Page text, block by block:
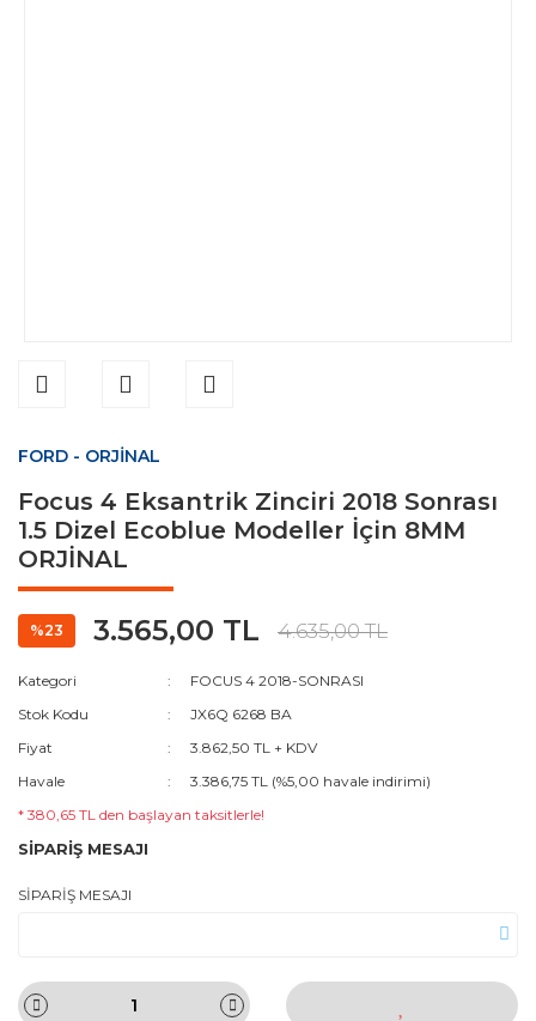
FORD - ORJİNAL
Focus 4 Eksantrik Zinciri 2018 Sonrası
1.5 Dizel Ecoblue Modeller İçin 8MM
ORJİNAL
%23 3.565,00 TL 4.635,00 TL
Kategori
FOCUS 4 2018-SONRASI
Stok Kodu
JX6Q 6268 BA
Fiyat
3.862,50 TL + KDV
Havale
3.386,75 TL (%5,00 havale indirimi)
* 380,65 TL den başlayan taksitlerle!
SİPARİŞ MESAJI
SİPARİŞ MESAJI